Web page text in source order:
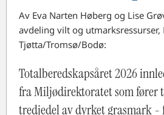
Av Eva Narten Høberg og Lise
avdeling vilt og utmarksressurser,
Tjøtta/Tromsø/Bodø:
Totalberedskapsåret 2026
fra Miljødirektoratet som fører
tredjedel av dyrket grasmark -